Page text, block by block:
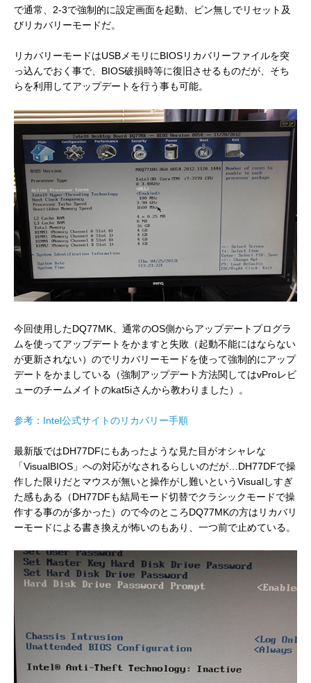
で通常、2-3で強制的に設定画面を起動、ピン無しでリセット及
びリカバリーモードだ。
リカバリーモードはUSBメモリにBIOSリカバリーファイルを突
っ込んでおく事で、BIOS破損時等に復旧させるものだが、そち
らを利用してアップデートを行う事も可能。
今回使用したDQ77MK、通常のOS側からアップデートプログラ
ムを使ってアップデートをかますと失敗（起動不能にはならない
が更新されない）のでリカバリーモードを使って強制的にアップ
デートをかましている（強制アップデート方法関してはvProレビ
ューのチームメイトのkat5iさんから教わりました）。
参考：Intel公式サイトのリカバリー手順
最新版ではDH77DFにもあったような見た目がオシャレな
「VisualBIOS」への対応がなされるらしいのだが…DH77DFで操
作した限りだとマウスが無いと操作がし難いというVisualしすぎ
た感もある（DH77DFも結局モード切替でクラシックモードで操
作する事のが多かった）ので今のところDQ77MKの方はリカバリ
ーモードによる書き換えが怖いのもあり、一つ前で止めている。